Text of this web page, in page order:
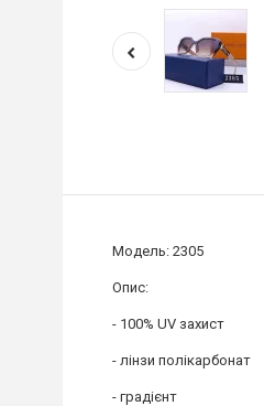
Модель: 2305
Опис:
- 100% UV захист
- лінзи полікарбонат
- градієнт